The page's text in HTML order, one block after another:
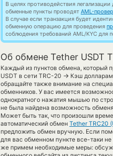
В целях противодействия
обменные пункты проводят AML-
В случае если транзакция будет
обменную операцию для проведения
соблюдения требований AML/KYC для
Об обмене Tether USDT
Каждый из пунктов обмена, который
USDT в сети TRC-20 → Кэш
обращайте также внимание на
обменников. У вас имеется
однократного нажатия мышью по
не была найдена возможность
Может быть так, что произошли
автоматический обмен Tether TRC20
предложить обмен вручную. Если
для вас обменном пункте все-таки
же примем необходимые меры: